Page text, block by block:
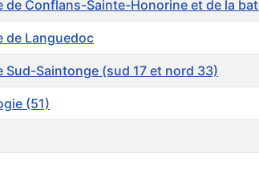
de Conflans-Sainte-Honorine et de la
de Languedoc
Sud-Saintonge (sud 17 et nord 33)
(51)